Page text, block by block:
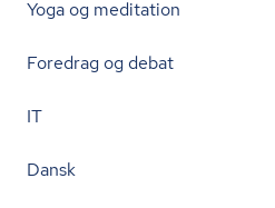
Yoga og meditation
Foredrag og debat
IT
Dansk